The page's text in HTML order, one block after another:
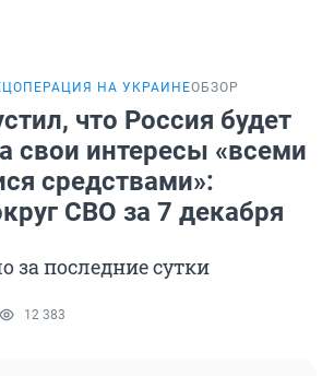
НА УКРАИНЕОБЗОР
что Россия будет
свои интересы «всеми
средствами»:
СВО за 7 декабря
за последние сутки
12 383